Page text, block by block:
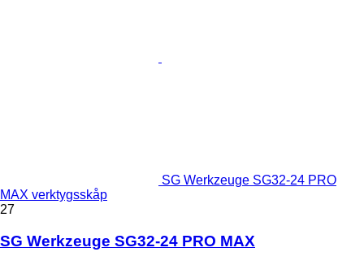
SG Werkzeuge SG32-24 PRO
MAX verktygsskåp
27
SG Werkzeuge SG32-24 PRO MAX